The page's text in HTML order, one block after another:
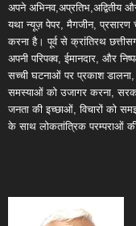
अपने अभिनव,अप्रतिभ,अद्वितीय
यथा न्यूज़ पेपर, मैगजीन, प्रसारण
करना है। पूर्व से क्रांतिरथ
अपनी परिपक्व, ईमानदार, और
सच्ची घटनाओं पर प्रकाश
समस्याओं को उजागर करना,
जनता की इच्छाओं, विचारों को
के साथ लोकतांत्रिक परम्पराओं की